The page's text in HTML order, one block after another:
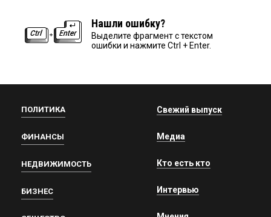
Нашли ошибку?
Выделите фрагмент с текстом
ошибки и нажмите Ctrl + Enter.
ПОЛИТИКА
ФИНАНСЫ
НЕДВИЖИМОСТЬ
БИЗНЕС
Свежий выпуск
Медиа
Кто есть кто
Интервью